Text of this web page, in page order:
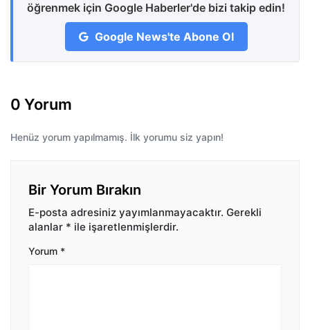
öğrenmek için Google Haberler'de bizi takip edin!
Google News'te Abone Ol
0 Yorum
Henüz yorum yapılmamış. İlk yorumu siz yapın!
Bir Yorum Bırakın
E-posta adresiniz yayımlanmayacaktır. Gerekli
alanlar * ile işaretlenmişlerdir.
Yorum *